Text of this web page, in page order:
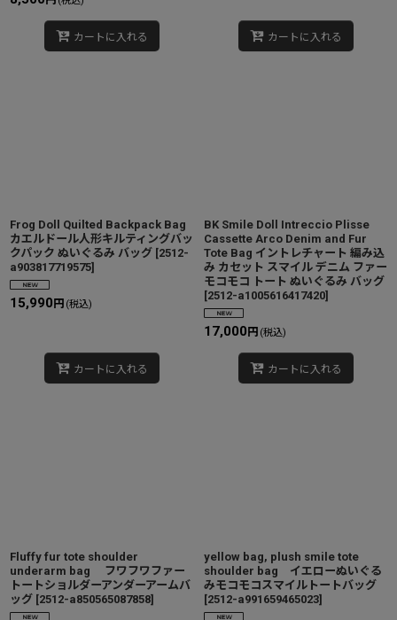
カートに入れる カートに入れる
Frog Doll Quilted Backpack Bag
カエルドール人形キルティングバッ
クパック ぬいぐるみ バッグ [2512-
a903817719575]
15,990 円 (税込)
カートに入れる
BK Smile Doll Intreccio Plisse
Cassette Arco Denim and Fur
Tote Bag イントレチャート 編み込
み カセット スマイル デニム ファー
モコモコ トート ぬいぐるみ バッグ
[2512-a1005616417420]
17,000 円 (税込)
カートに入れる
Fluffy fur tote shoulder
underarm bag フワフワファー
トートショルダーアンダーアームバ
ッグ [2512-a850565087858]
yellow bag, plush smile tote
shoulder bag イエローぬいぐる
みモコモコスマイルトートバッグ
[2512-a991659465023]